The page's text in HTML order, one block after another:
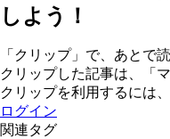
しよう！
「クリップ」で、あとで
クリップした記事は、「
クリップを利用するには
ログイン
関連タグ